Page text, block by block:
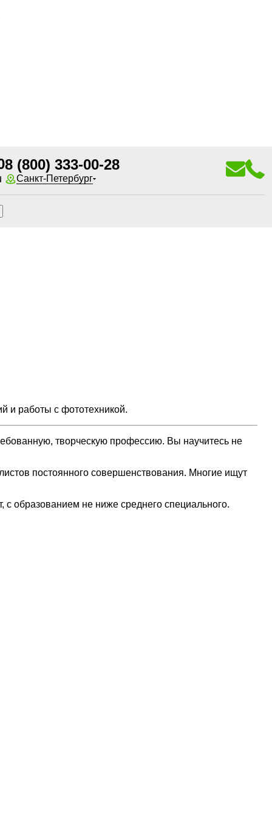
8 (800) 333-00-28
Санкт-Петербург
и работы с фототехникой.
творческую профессию. Вы научитесь не
постоянного совершенствования. Многие ищут
образованием не ниже среднего специального.